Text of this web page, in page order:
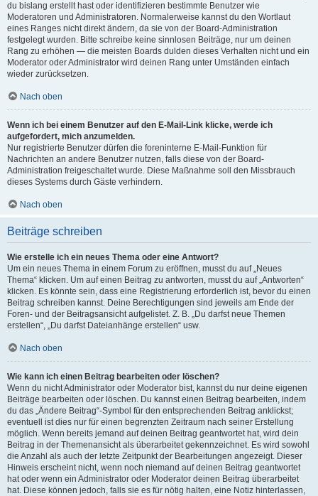
du bislang erstellt hast oder identifizieren bestimmte Benutzer wie
Moderatoren und Administratoren. Normalerweise kannst du den Wortlaut
eines Ranges nicht direkt ändern, da sie von der Board-Administration
festgelegt wurden. Bitte schreibe keine sinnlosen Beiträge, nur um deinen
Rang zu erhöhen — die meisten Boards dulden dieses Verhalten nicht und ein
Moderator oder Administrator wird deinen Rang unter Umständen einfach
wieder zurücksetzen.
Nach oben
Wenn ich bei einem Benutzer auf den E-Mail-Link klicke, werde ich
aufgefordert, mich anzumelden.
Nur registrierte Benutzer dürfen die foreninterne E-Mail-Funktion für
Nachrichten an andere Benutzer nutzen, falls diese von der Board-
Administration freigeschaltet wurde. Diese Maßnahme soll den Missbrauch
dieses Systems durch Gäste verhindern.
Nach oben
Beiträge schreiben
Wie erstelle ich ein neues Thema oder eine Antwort?
Um ein neues Thema in einem Forum zu eröffnen, musst du auf „Neues
Thema“ klicken. Um auf einen Beitrag zu antworten, musst du auf „Antworten“
klicken. Es könnte sein, dass eine Registrierung erforderlich ist, bevor du einen
Beitrag schreiben kannst. Deine Berechtigungen sind jeweils am Ende der
Foren- und der Beitragsansicht aufgelistet. Z. B. „Du darfst neue Themen
erstellen“, „Du darfst Dateianhänge erstellen“ usw.
Nach oben
Wie kann ich einen Beitrag bearbeiten oder löschen?
Wenn du nicht Administrator oder Moderator bist, kannst du nur deine eigenen
Beiträge bearbeiten oder löschen. Du kannst einen Beitrag bearbeiten, indem
du das „Ändere Beitrag“-Symbol für den entsprechenden Beitrag anklickst;
eventuell ist dies nur für einen begrenzten Zeitraum nach seiner Erstellung
möglich. Wenn bereits jemand auf deinen Beitrag geantwortet hat, wird dein
Beitrag in der Themenansicht als überarbeitet gekennzeichnet. Es wird sowohl
die Anzahl als auch der letzte Zeitpunkt der Bearbeitungen angezeigt. Dieser
Hinweis erscheint nicht, wenn noch niemand auf deinen Beitrag geantwortet
hat oder wenn ein Administrator oder Moderator deinen Beitrag überarbeitet
hat. Diese können jedoch, falls sie es für nötig halten, eine Notiz hinterlassen,